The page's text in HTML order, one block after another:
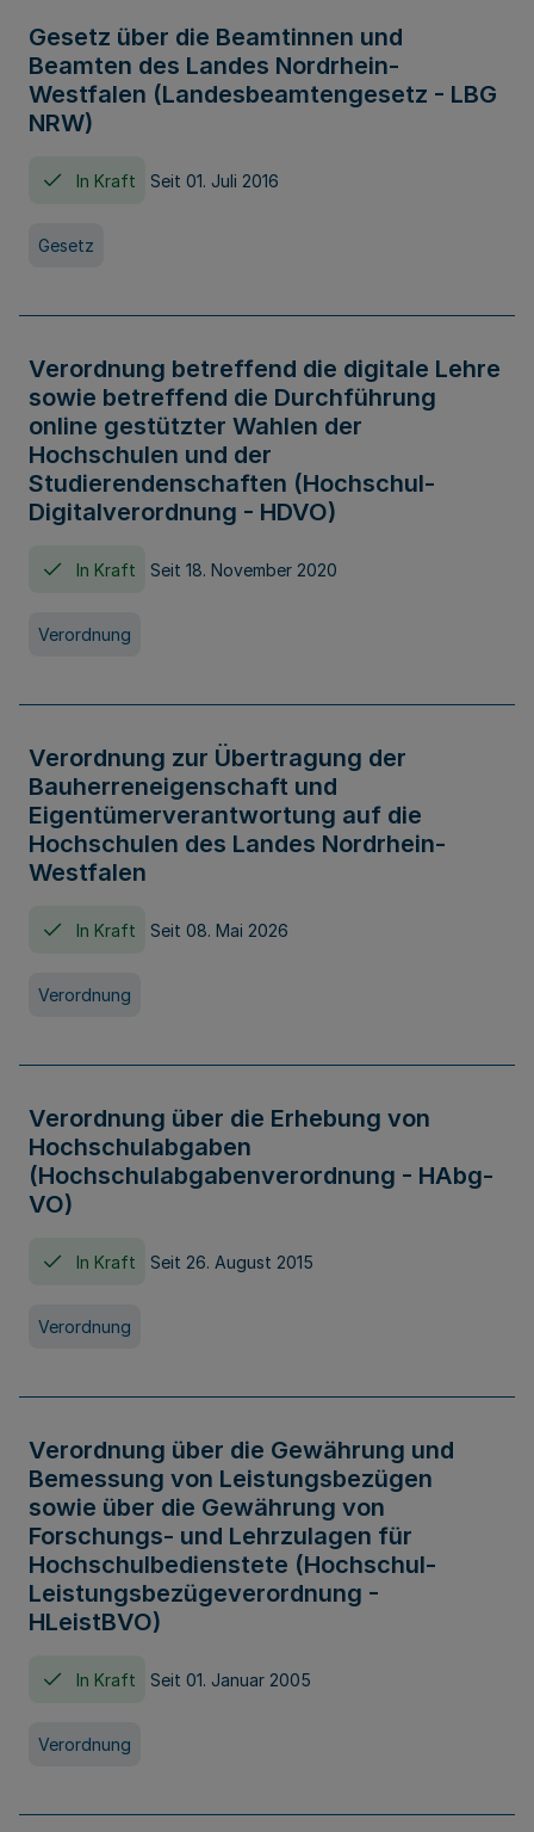
Gesetz über die Beamtinnen und
Beamten des Landes Nordrhein-
Westfalen (Landesbeamtengesetz - LBG
NRW)
In Kraft Seit 01. Juli 2016
Gesetz
Verordnung betreffend die digitale Lehre
sowie betreffend die Durchführung
online gestützter Wahlen der
Hochschulen und der
Studierendenschaften (Hochschul-
Digitalverordnung - HDVO)
In Kraft Seit 18. November 2020
Verordnung
Verordnung zur Übertragung der
Bauherreneigenschaft und
Eigentümerverantwortung auf die
Hochschulen des Landes Nordrhein-
Westfalen
In Kraft Seit 08. Mai 2026
Verordnung
Verordnung über die Erhebung von
Hochschulabgaben
(Hochschulabgabenverordnung - HAbg-
VO)
In Kraft Seit 26. August 2015
Verordnung
Verordnung über die Gewährung und
Bemessung von Leistungsbezügen
sowie über die Gewährung von
Forschungs- und Lehrzulagen für
Hochschulbedienstete (Hochschul-
Leistungsbezügeverordnung -
HLeistBVO)
In Kraft Seit 01. Januar 2005
Verordnung